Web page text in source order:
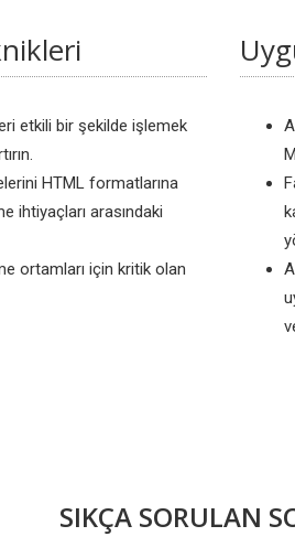
etkili bir şekilde işlemek
HTML formatlarına
ihtiyaçları arasındaki
ortamları için kritik olan
SIKÇA SORULAN